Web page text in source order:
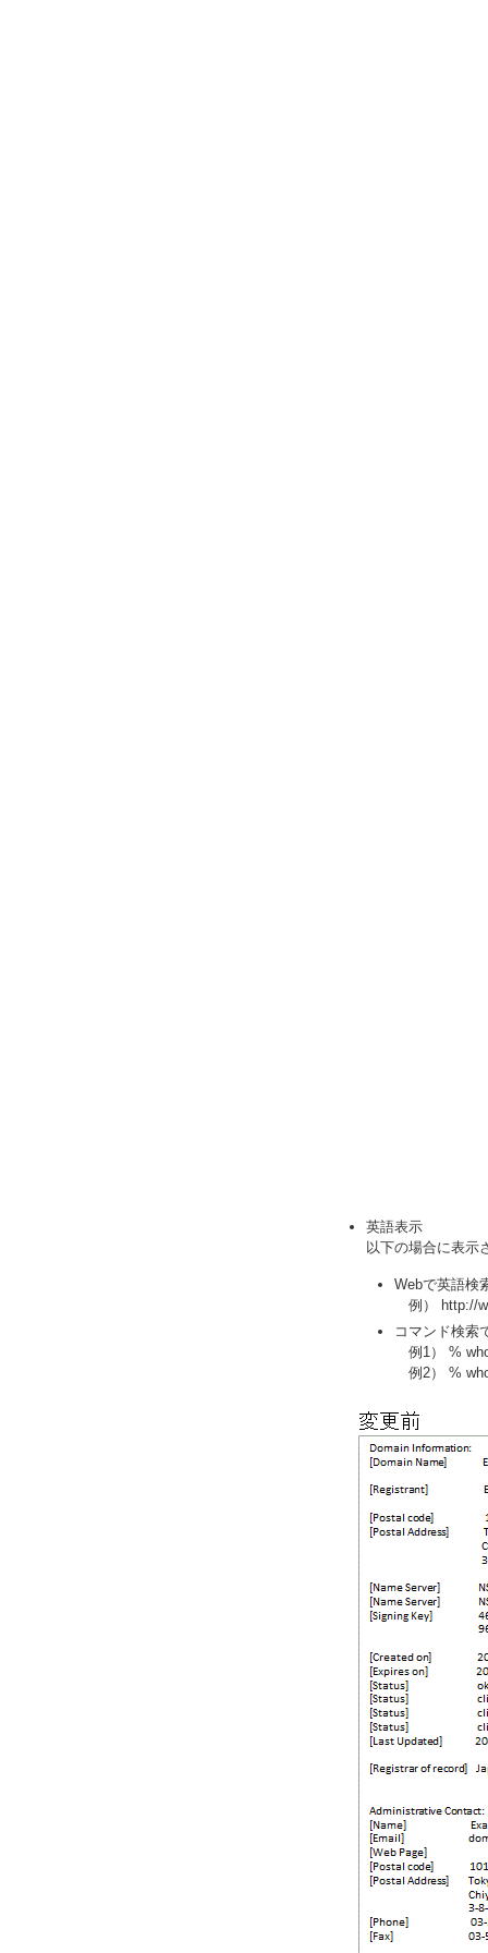
英語表示
以下の場合に表示
Webで英語検
例） http://
コマンド検索
例1） %
例2） %